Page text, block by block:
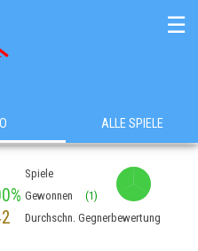
☰
ALLE SPIELE
Spiele
Gewonnen (1)
Durchschn. Gegnerbewertung